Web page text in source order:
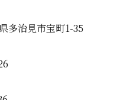
多治見市宝町1-35